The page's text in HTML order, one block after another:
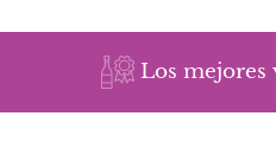
Los mejores